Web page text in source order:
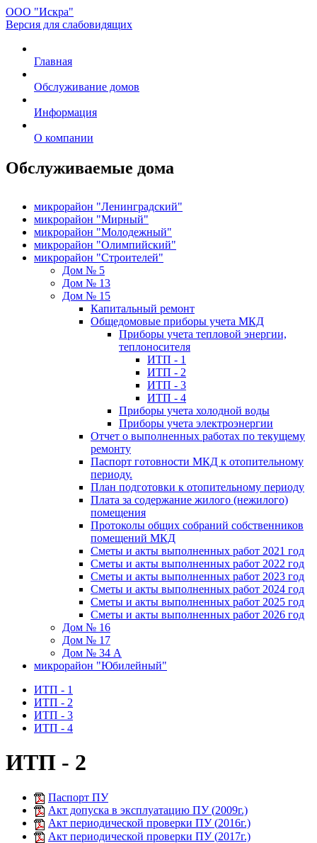
ООО "Искра"
Версия для слабовидящих
Главная
Обслуживание домов
Информация
О компании
Обслуживаемые дома
микрорайон "Ленинградский"
микрорайон "Мирный"
микрорайон "Молодежный"
микрорайон "Олимпийский"
микрорайон "Строителей"
Дом № 5
Дом № 13
Дом № 15
Капитальный ремонт
Общедомовые приборы учета МКД
Приборы учета тепловой энергии,
теплоносителя
ИТП - 1
ИТП - 2
ИТП - 3
ИТП - 4
Приборы учета холодной воды
Приборы учета электроэнергии
Отчет о выполненных работах по текущему
ремонту
Паспорт готовности МКД к отопительному
периоду.
План подготовки к отопительному периоду
Плата за содержание жилого (нежилого)
помещения
Протоколы общих собраний собственников
помещений МКД
Сметы и акты выполненных работ 2021 год
Сметы и акты выполненных работ 2022 год
Сметы и акты выполненных работ 2023 год
Сметы и акты выполненных работ 2024 год
Сметы и акты выполненных работ 2025 год
Сметы и акты выполненных работ 2026 год
Дом № 16
Дом № 17
Дом № 34 А
микрорайон "Юбилейный"
ИТП - 1
ИТП - 2
ИТП - 3
ИТП - 4
ИТП - 2
Паспорт ПУ
Акт допуска в эксплуатацию ПУ (2009г.)
Акт периодической проверки ПУ (2016г.)
Акт периодической проверки ПУ (2017г.)